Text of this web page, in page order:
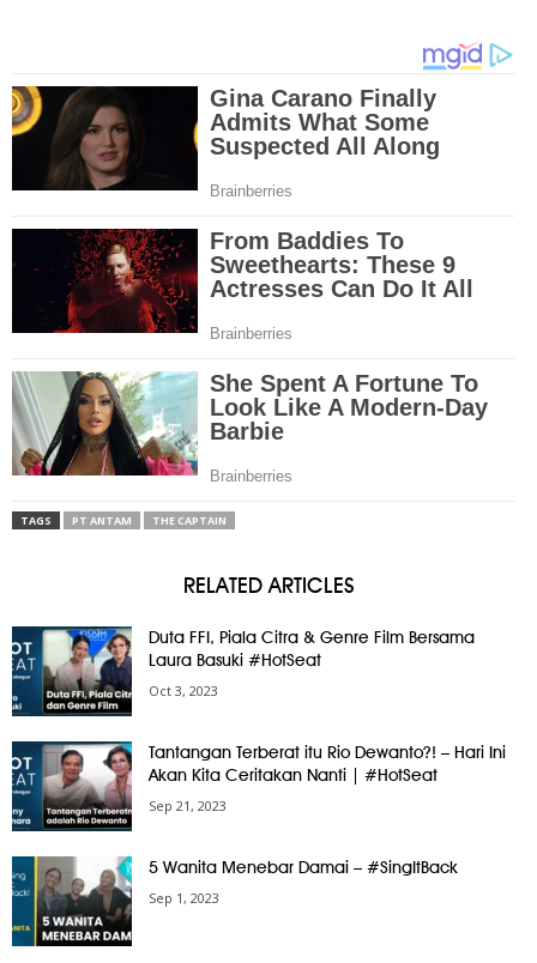
TAGS PT ANTAM THE CAPTAIN
RELATED ARTICLES
Duta FFI, Piala Citra & Genre Film Bersama
Laura Basuki #HotSeat
Oct 3, 2023
Tantangan Terberat itu Rio Dewanto?! – Hari Ini
Akan Kita Ceritakan Nanti | #HotSeat
Sep 21, 2023
5 Wanita Menebar Damai – #SingItBack
Sep 1, 2023